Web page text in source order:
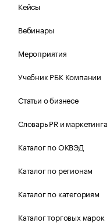
Кейсы
Вебинары
Мероприятия
Учебник РБК Компании
Статьи о бизнесе
Словарь PR и маркетинга
Каталог по ОКВЭД
Каталог по регионам
Каталог по категориям
Каталог торговых марок